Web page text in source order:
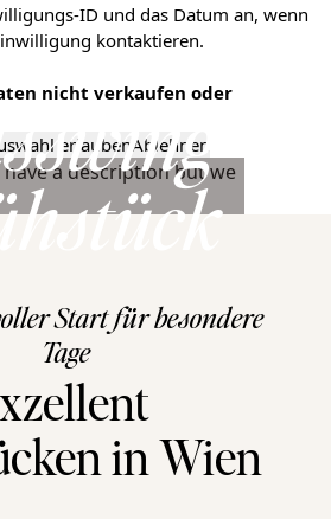
ID und das Datum an, wenn
kontaktieren.
nicht verkaufen oder
erlaubenAblehnen
Start für besondere
Tage
in Wien